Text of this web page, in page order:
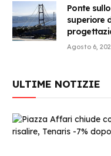
Ponte
superiore
Agosto 6,
ULTIME NOTIZIE